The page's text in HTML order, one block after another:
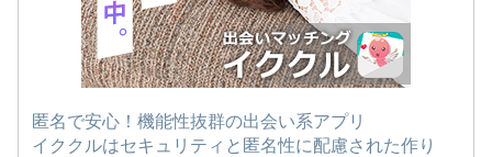
匿名で安心！機能性抜群の出会い系アプリ
イククルはセキュリティと匿名性に配慮された作り